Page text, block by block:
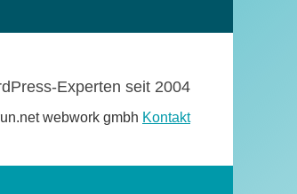
Experten seit 2004
webwork gmbh Kontakt